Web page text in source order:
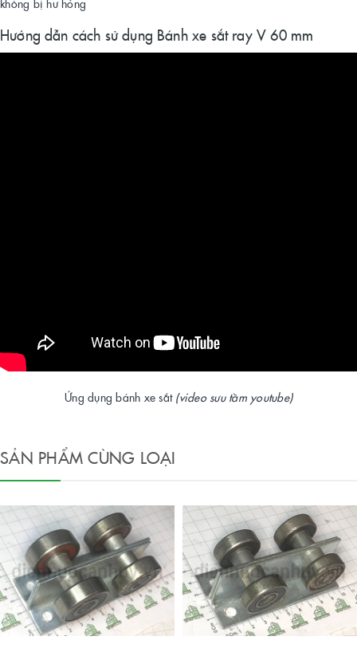
không bị hư hỏng
Hướng dẫn cách sử dụng Bánh xe sắt ray V 60 mm
Ứng dụng bánh xe sắt(video sưu tầm youtube)
SẢN PHẨM CÙNG LOẠI